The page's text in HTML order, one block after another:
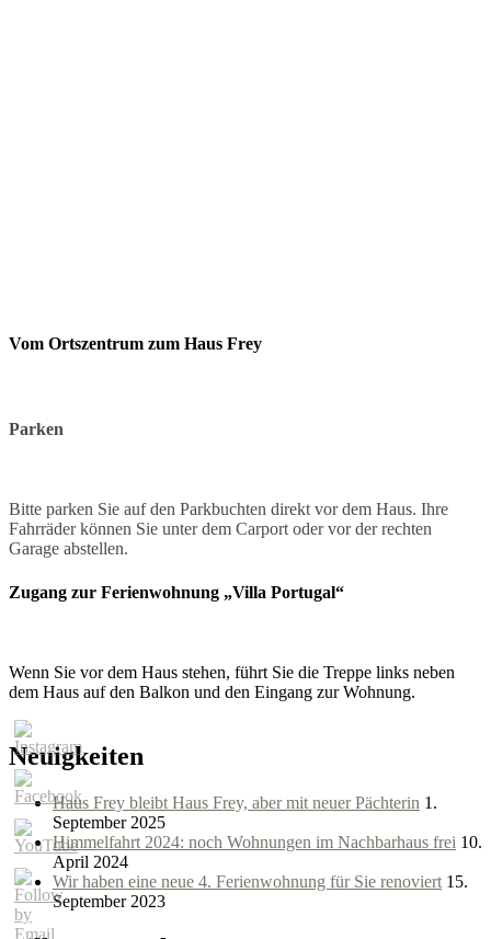
Vom Ortszentrum zum Haus Frey
Parken
Bitte parken Sie auf den Parkbuchten direkt vor dem Haus. Ihre
Fahrräder können Sie unter dem Carport oder vor der rechten
Garage abstellen.
Zugang zur Ferienwohnung „Villa Portugal“
Wenn Sie vor dem Haus stehen, führt Sie die Treppe links neben
dem Haus auf den Balkon und den Eingang zur Wohnung.
Neuigkeiten
Haus Frey bleibt Haus Frey, aber mit neuer Pächterin 1.
September 2025
Himmelfahrt 2024: noch Wohnungen im Nachbarhaus frei 10.
April 2024
Wir haben eine neue 4. Ferienwohnung für Sie renoviert 15.
September 2023